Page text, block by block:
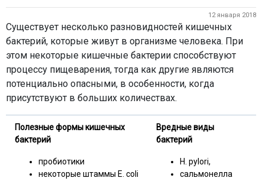
12 января 2018
Существует несколько разновидностей кишечных
бактерий, которые живут в организме человека. При
этом некоторые кишечные бактерии способствуют
процессу пищеварения, тогда как другие являются
потенциально опасными, в особенности, когда
присутствуют в больших количествах.
Полезные формы кишечных
бактерий
пробиотики
некоторые штаммы E. coli
Вредные виды
бактерий
H. pylori,
сальмонелла